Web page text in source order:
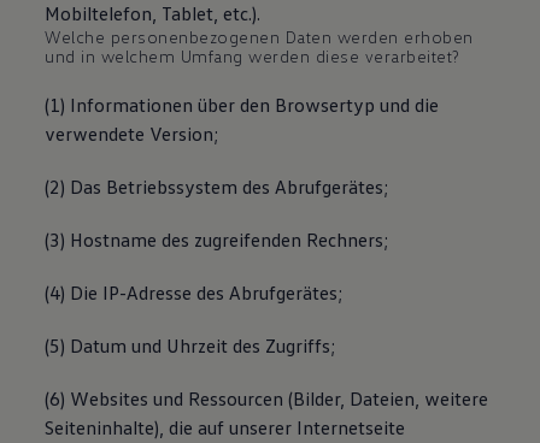
Mobiltelefon, Tablet, etc.).
Welche personenbezogenen Daten werden erhoben
und in welchem Umfang werden diese verarbeitet?
(1) Informationen über den Browsertyp und die
verwendete Version;
(2) Das Betriebssystem des Abrufgerätes;
(3) Hostname des zugreifenden Rechners;
(4) Die IP-Adresse des Abrufgerätes;
(5) Datum und Uhrzeit des Zugriffs;
(6) Websites und Ressourcen (Bilder, Dateien, weitere
Seiteninhalte), die auf unserer Internetseite